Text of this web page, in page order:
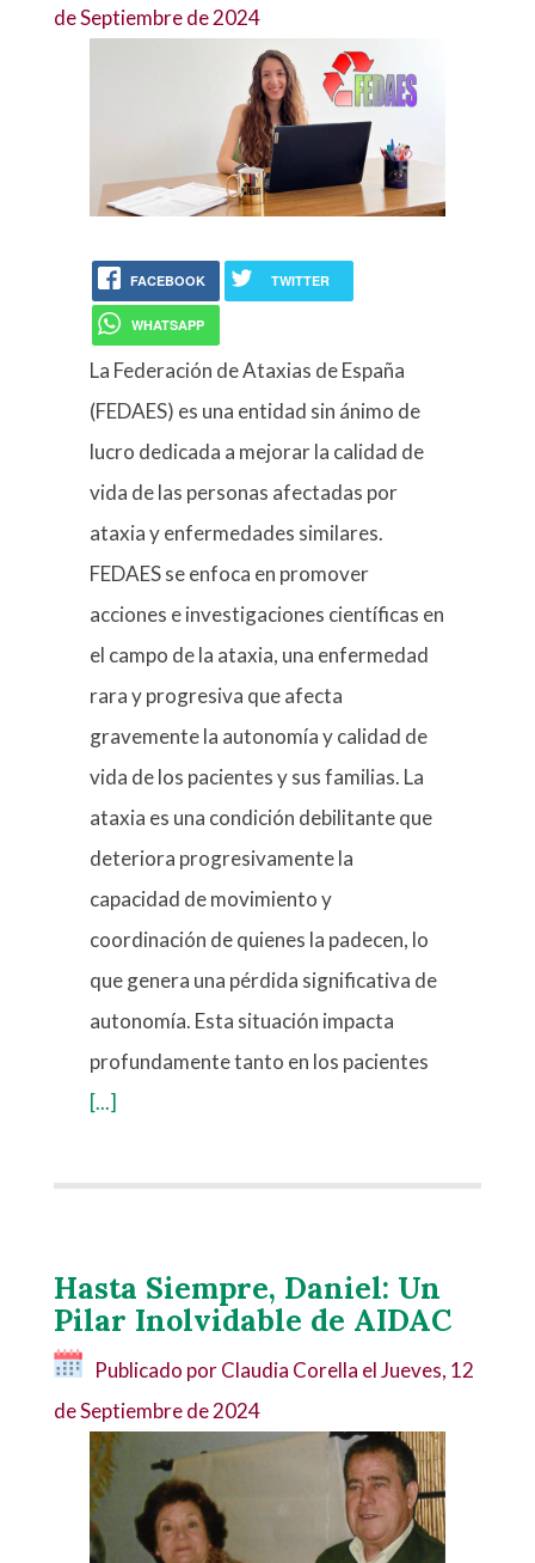
de Septiembre de 2024
FACEBOOK TWITTER
WHATSAPP
La Federación de Ataxias de España
(FEDAES) es una entidad sin ánimo de
lucro dedicada a mejorar la calidad de
vida de las personas afectadas por
ataxia y enfermedades similares.
FEDAES se enfoca en promover
acciones e investigaciones científicas en
el campo de la ataxia, una enfermedad
rara y progresiva que afecta
gravemente la autonomía y calidad de
vida de los pacientes y sus familias. La
ataxia es una condición debilitante que
deteriora progresivamente la
capacidad de movimiento y
coordinación de quienes la padecen, lo
que genera una pérdida significativa de
autonomía. Esta situación impacta
profundamente tanto en los pacientes
[...]
Hasta Siempre, Daniel: Un
Pilar Inolvidable de AIDAC
Publicado por Claudia Corella elJueves, 12
de Septiembre de 2024